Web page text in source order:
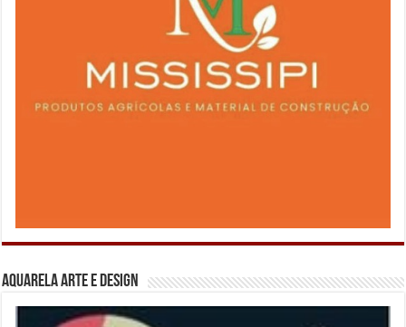
Aquarela Arte e Design